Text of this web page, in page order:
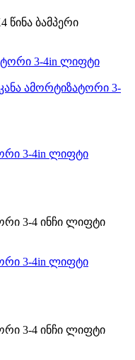
წინა ბამპერი
3-4in ლიფტი
3-4 ინჩი ლიფტი
3-4in ლიფტი
3-4 ინჩი ლიფტი